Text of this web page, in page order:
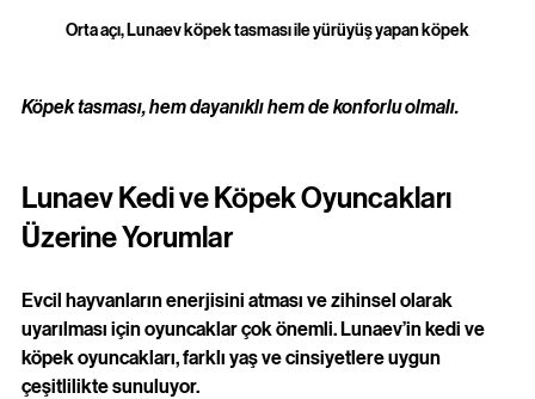
Orta açı, Lunaev köpek tasması ile yürüyüş yapan köpek
Köpek tasması, hem dayanıklı hem de konforlu olmalı.
Lunaev Kedi ve Köpek Oyuncakları
Üzerine Yorumlar
Evcil hayvanların enerjisini atması ve zihinsel olarak
uyarılması için oyuncaklar çok önemli. Lunaev’in kedi ve
köpek oyuncakları, farklı yaş ve cinsiyetlere uygun
çeşitlilikte sunuluyor.